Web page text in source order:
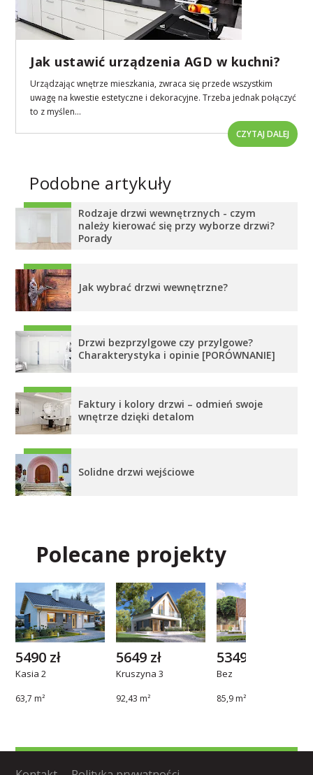
Jak ustawić urządzenia AGD w kuchni?
Urządzając wnętrze mieszkania, zwraca się przede wszystkim
uwagę na kwestie estetyczne i dekoracyjne. Trzeba jednak połączyć
to z myślen...
CZYTAJ DALEJ
Podobne artykuły
Rodzaje drzwi wewnętrznych - czym
należy kierować się przy wyborze drzwi?
Porady
Jak wybrać drzwi wewnętrzne?
Drzwi bezprzylgowe czy przylgowe?
Charakterystyka i opinie [PORÓWNANIE]
Faktury i kolory drzwi – odmień swoje
wnętrze dzięki detalom
Solidne drzwi wejściowe
Polecane projekty
Kasia 2
63,7 m²
5490 zł
Kruszyna 3
92,43 m²
5649 zł
Bez
85,9 m²
5349 zł